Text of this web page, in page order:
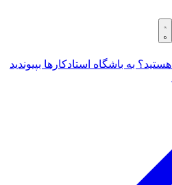
به باشگاه استادکارها بپیوندید